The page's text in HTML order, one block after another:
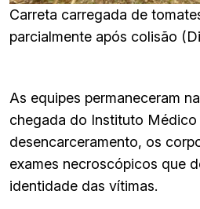
Carreta carregada de
parcialmente após colisão
As equipes permaneceram
chegada do Instituto
desencarceramento, os
exames necroscópicos que
identidade das vítimas.